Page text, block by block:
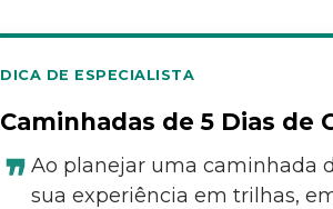
DICA DE ESPECIALISTA
Caminhadas de 5 Dias de
Ao planejar uma caminhada
sua experiência em trilhas,